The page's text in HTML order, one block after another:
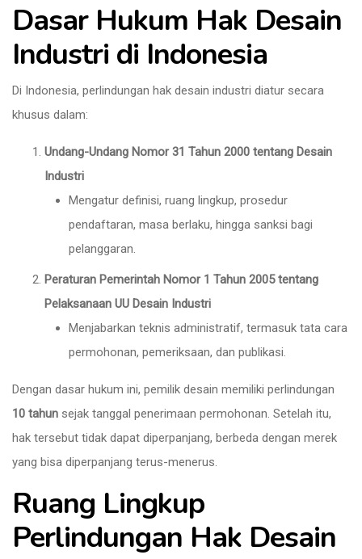
Dasar Hukum Hak Desain
Industri di Indonesia
Di Indonesia, perlindungan hak desain industri diatur secara
khusus dalam:
Undang-Undang Nomor 31 Tahun 2000 tentang Desain
Industri
Mengatur definisi, ruang lingkup, prosedur
pendaftaran, masa berlaku, hingga sanksi bagi
pelanggaran.
Peraturan Pemerintah Nomor 1 Tahun 2005 tentang
Pelaksanaan UU Desain Industri
Menjabarkan teknis administratif, termasuk tata cara
permohonan, pemeriksaan, dan publikasi.
Dengan dasar hukum ini, pemilik desain memiliki perlindungan
10 tahun sejak tanggal penerimaan permohonan. Setelah itu,
hak tersebut tidak dapat diperpanjang, berbeda dengan merek
yang bisa diperpanjang terus-menerus.
Ruang Lingkup
Perlindungan Hak Desain